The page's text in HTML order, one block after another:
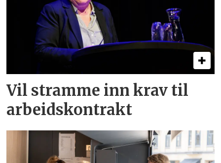
Vil stramme inn krav til
arbeids­kontrakt